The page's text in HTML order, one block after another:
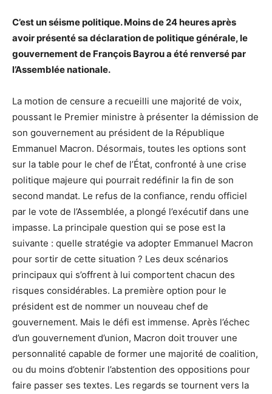
C’est un séisme politique. Moins de 24 heures après
avoir présenté sa déclaration de politique générale, le
gouvernement de François Bayrou a été renversé par
l’Assemblée nationale.
La motion de censure a recueilli une majorité de voix,
poussant le Premier ministre à présenter la démission de
son gouvernement au président de la République
Emmanuel Macron. Désormais, toutes les options sont
sur la table pour le chef de l’État, confronté à une crise
politique majeure qui pourrait redéfinir la fin de son
second mandat. Le refus de la confiance, rendu officiel
par le vote de l’Assemblée, a plongé l’exécutif dans une
impasse. La principale question qui se pose est la
suivante : quelle stratégie va adopter Emmanuel Macron
pour sortir de cette situation ? Les deux scénarios
principaux qui s’offrent à lui comportent chacun des
risques considérables. La première option pour le
président est de nommer un nouveau chef de
gouvernement. Mais le défi est immense. Après l’échec
d’un gouvernement d’union, Macron doit trouver une
personnalité capable de former une majorité de coalition,
ou du moins d’obtenir l’abstention des oppositions pour
faire passer ses textes. Les regards se tournent vers la